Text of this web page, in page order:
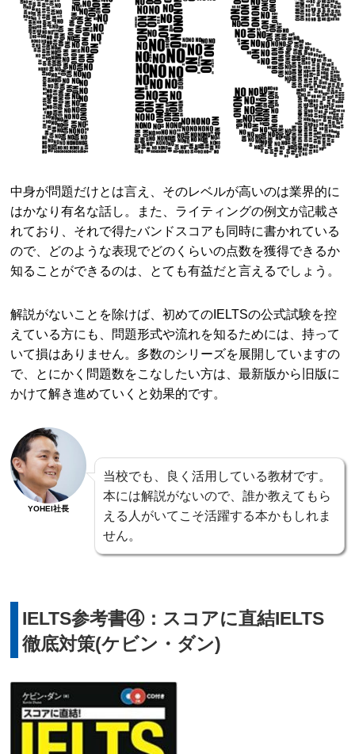
中身が問題だけとは言え、そのレベルが高いのは業界的に
はかなり有名な話し。また、ライティングの例文が記載さ
れており、それで得たバンドスコアも同時に書かれている
ので、どのような表現でどのくらいの点数を獲得できるか
知ることができるのは、とても有益だと言えるでしょう。
解説がないことを除けば、初めてのIELTSの公式試験を控
えている方にも、問題形式や流れを知るためには、持って
いて損はありません。多数のシリーズを展開していますの
で、とにかく問題数をこなしたい方は、最新版から旧版に
かけて解き進めていくと効果的です。
YOHEI社長
当校でも、良く活用している教材です。
本には解説がないので、誰か教えてもら
える人がいてこそ活躍する本かもしれま
せん。
IELTS参考書④：スコアに直結IELTS
徹底対策(ケビン・ダン)